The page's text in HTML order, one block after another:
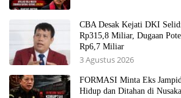
CBA Desak Kejati DKI
Rp315,8 Miliar, Dugaan
Rp6,7 Miliar
3 Agustus 2026
FORMASI Minta Eks
Hidup dan Ditahan di